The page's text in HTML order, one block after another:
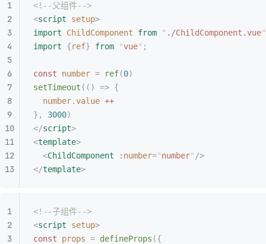
<!--父组件-->
<script setup>
import ChildComponent from " ./ChildComponent.vue"
import {ref} from "vue" ;
const number = ref(0)
setTimeout (() => {
  number
.value ++
},
3000)
</script>
<template>
  <
ChildComponent :number="number" />
</template>
<!--子组件-->
<script setup>
const props = defineProps ({